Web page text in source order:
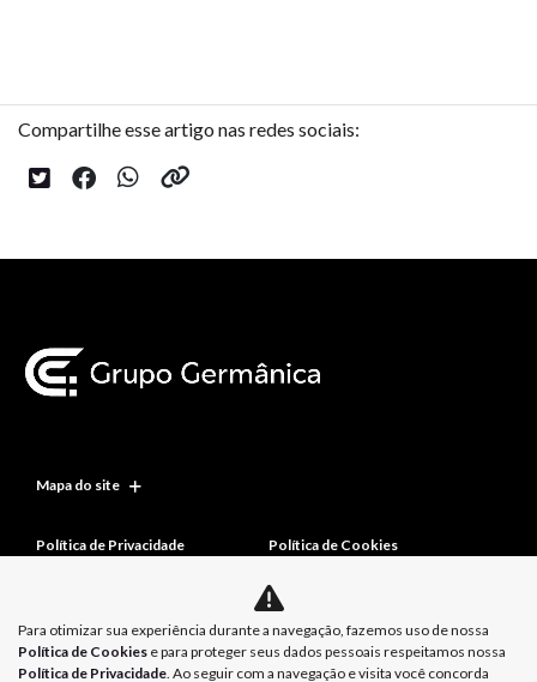
Compartilhe esse artigo nas redes sociais:
Mapa do site
Política de Privacidade Política de Cookies
Para otimizar sua experiência durante a navegação, fazemos uso de nossa
Política de Cookies e para proteger seus dados pessoais respeitamos nossa
Política de Privacidade. Ao seguir com a navegação e visita você concorda